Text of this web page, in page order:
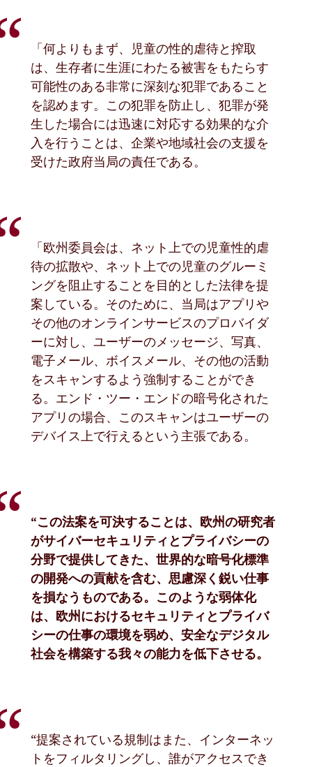
「何よりもまず、児童の性的虐待と搾取
は、生存者に生涯にわたる被害をもたらす
可能性のある非常に深刻な犯罪であること
を認めます。この犯罪を防止し、犯罪が発
生した場合には迅速に対応する効果的な介
入を行うことは、企業や地域社会の支援を
受けた政府当局の責任である。
「欧州委員会は、ネット上での児童性的虐
待の拡散や、ネット上での児童のグルーミ
ングを阻止することを目的とした法律を提
案している。そのために、当局はアプリや
その他のオンラインサービスのプロバイダ
ーに対し、ユーザーのメッセージ、写真、
電子メール、ボイスメール、その他の活動
をスキャンするよう強制することができ
る。エンド・ツー・エンドの暗号化された
アプリの場合、このスキャンはユーザーの
デバイス上で行えるという主張である。
“この法案を可決することは、欧州の研究者
がサイバーセキュリティとプライバシーの
分野で提供してきた、世界的な暗号化標準
の開発への貢献を含む、思慮深く鋭い仕事
を損なうものである。このような弱体化
は、欧州におけるセキュリティとプライバ
シーの仕事の環境を弱め、安全なデジタル
社会を構築する我々の能力を低下させる。
“提案されている規制はまた、インターネッ
トをフィルタリングし、誰がアクセスでき